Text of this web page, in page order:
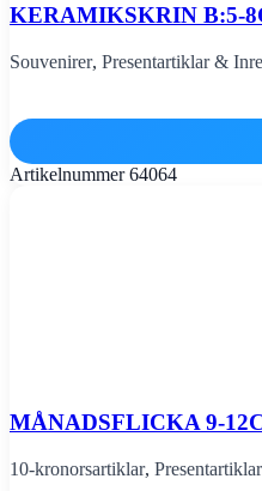
KERAMIKSKRIN B:5-
Souvenirer, Presentartiklar &
Artikelnummer64064
MÅNADSFLICKA 9-
10-kronorsartiklar,